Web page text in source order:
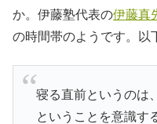
か。伊藤塾代表の伊藤真
の時間帯のようです。以
寝る直前というのは
ということを意識す